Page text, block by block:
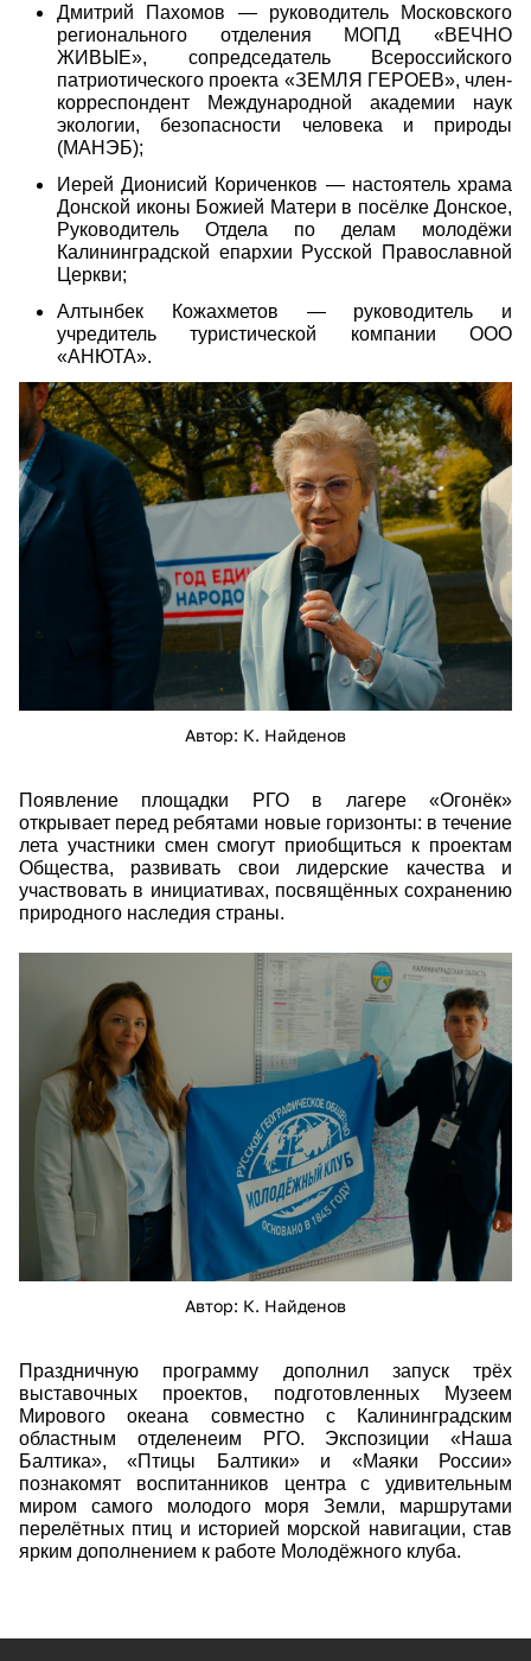
Дмитрий Пахомов — руководитель Московского
регионального отделения МОПД «ВЕЧНО
ЖИВЫЕ», сопредседатель Всероссийского
патриотического проекта «ЗЕМЛЯ ГЕРОЕВ», член-
корреспондент Международной академии наук
экологии, безопасности человека и природы
(МАНЭБ);
Иерей Дионисий Кориченков — настоятель храма
Донской иконы Божией Матери в посёлке Донское,
Руководитель Отдела по делам молодёжи
Калининградской епархии Русской Православной
Церкви;
Алтынбек Кожахметов — руководитель и
учредитель туристической компании ООО
«АНЮТА».
c9972.00_13_08_34.still025.jpg
Автор: К. Найденов
Появление площадки РГО в лагере «Огонёк»
открывает перед ребятами новые горизонты: в течение
лета участники смен смогут приобщиться к проектам
Общества, развивать свои лидерские качества и
участвовать в инициативах, посвящённых сохранению
природного наследия страны.
27011.jpg
Автор: К. Найденов
Праздничную программу дополнил запуск трёх
выставочных проектов, подготовленных Музеем
Мирового океана совместно с Калининградским
областным отделенеим РГО. Экспозиции «Наша
Балтика», «Птицы Балтики» и «Маяки России»
познакомят воспитанников центра с удивительным
миром самого молодого моря Земли, маршрутами
перелётных птиц и историей морской навигации, став
ярким дополнением к работе Молодёжного клуба.